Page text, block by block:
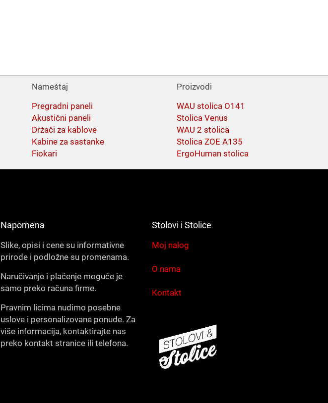
Nameštaj
Pregradni paneli
Akustični paneli
Držači za kablove
Kabine za sastanke
Fiokari
Proizvodi
WAU stolica O141
Stolica Venus
WAU 2 stolica
Stolica ZOE A135
ErgoHuman stolica
Napomena
Slike, opisi i cene su informativne
prirode i podložne su promenama.
Naručivanje i plaćenje moguće je
samo preko računa firme.
Pravnim licima nudimo posebne
uslove i personalizovane ponude. Za
više informacija, kontaktirajte nas
preko kontakt stranice ili telefona.
Stolovi i Stolice
Moj nalog
O nama
Kontakt